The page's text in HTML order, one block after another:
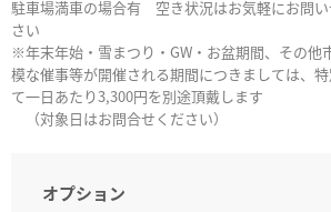
駐車場満車の場合有 空き状況はお気軽にお問い
さい
※年末年始・雪まつり・GW・お盆期間、その他
模な催事等が開催される期間につきましては、
て一日あたり3,300円を別途頂戴します
（対象日はお問合せください）
オプション